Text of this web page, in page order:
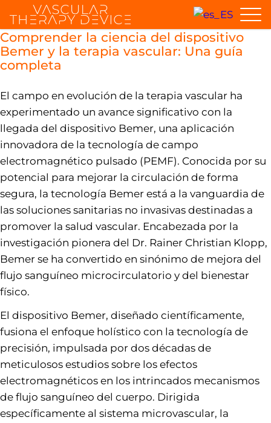
Comprender la ciencia del dispositivo
Bemer y la terapia vascular: Una guía
completa
El campo en evolución de la terapia vascular ha
experimentado un avance significativo con la
llegada del dispositivo Bemer, una aplicación
innovadora de la tecnología de campo
electromagnético pulsado (PEMF). Conocida por su
potencial para mejorar la circulación de forma
segura, la tecnología Bemer está a la vanguardia de
las soluciones sanitarias no invasivas destinadas a
promover la salud vascular. Encabezada por la
investigación pionera del Dr. Rainer Christian Klopp,
Bemer se ha convertido en sinónimo de mejora del
flujo sanguíneo microcirculatorio y del bienestar
físico.
El dispositivo Bemer, diseñado científicamente,
fusiona el enfoque holístico con la tecnología de
precisión, impulsada por dos décadas de
meticulosos estudios sobre los efectos
electromagnéticos en los intrincados mecanismos
de flujo sanguíneo del cuerpo. Dirigida
específicamente al sistema microvascular, la